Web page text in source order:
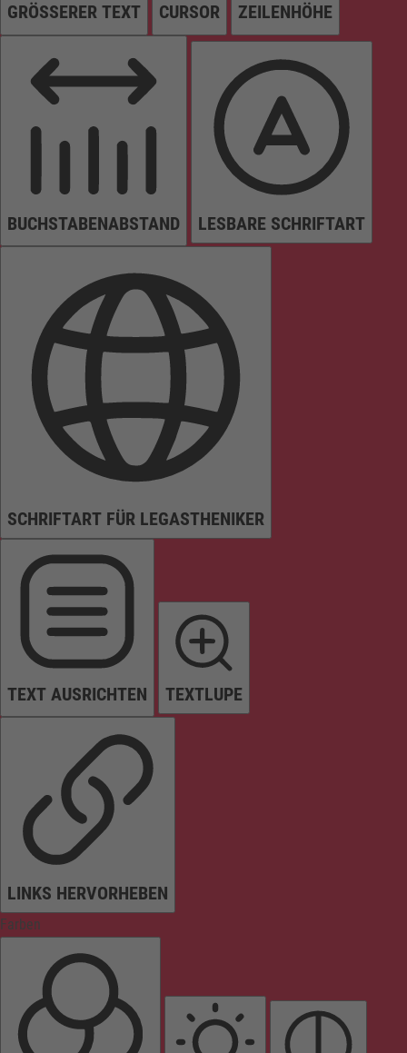
GRÖSSERER TEXT CURSOR ZEILENHÖHE
BUCHSTABENABSTAND LESBARE SCHRIFTART
SCHRIFTART FÜR LEGASTHENIKER
TEXT AUSRICHTEN TEXTLUPE
LINKS HERVORHEBEN
Farben